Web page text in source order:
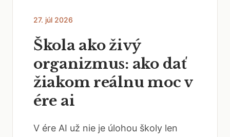
27. júl 2026
Škola ako živý
organizmus: ako dať
žiakom reálnu moc v
ére ai
V ére AI už nie je úlohou školy len